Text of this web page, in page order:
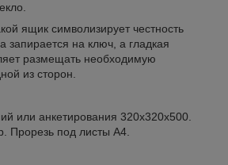
ящик символизирует честность
запирается на ключ, а гладкая
размещать необходимую
из сторон.
или анкетирования 320х320х500.
Прорезь под листы А4.